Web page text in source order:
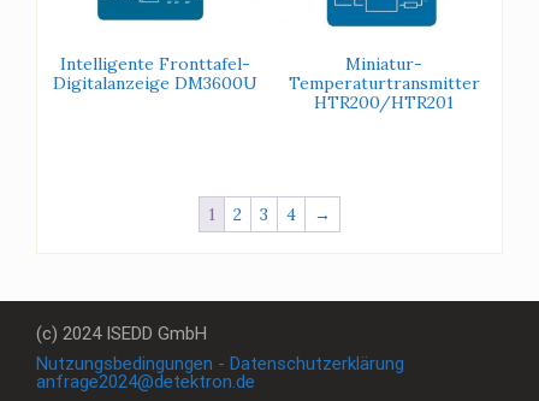
Intelligente Fronttafel-
Digitalanzeige DM3600U
Miniatur-
Temperaturtransmitter
HTR200/HTR201
1 2 3 4 →
(c) 2024 ISEDD GmbH
Nutzungsbedingungen - Datenschutzerklärung
anfrage2024@detektron.de